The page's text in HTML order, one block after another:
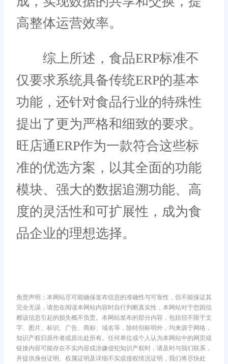
高整体运营效率。
综上所述，食品ERP标准不
仅要求系统具备传统ERP的基本
功能，还针对食品行业的特殊性
提出了更为严格和细致的要求。
旺店通ERP作为一款符合这些标
准的优选方案，以其全面的功能
模块、强大的数据追溯功能、高
度的灵活性和可扩展性，成为食
品企业的理想选择。
免责声明：本网站尽可能确保发布信息的准确性与可靠性，但不能保证其
完全无误，请您在阅读本网站内容时自行判断真实性，本网站对于您因信
赖该信息引起的损失概不负责。本网站发布的部分内容，包括但不限于文
字、图片、标识、广告、商标、域名等，除特别标明外，均来源于网络，
知识产权归原作者或原出处所有。任何单位或个人认为本网站中的网页或
链接内容可能存在不实内容或涉嫌侵犯知识产权时，请及时与我们联系，
并提供身份证明、权属证明及详细不实或侵权情况证明，我们将尽快处